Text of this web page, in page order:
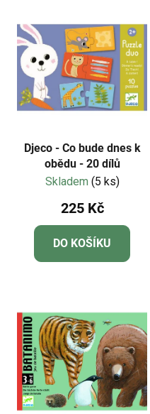
Djeco - Co bude dnes k
obědu - 20 dílů
Skladem (5 ks)
225 Kč
DO KOŠÍKU